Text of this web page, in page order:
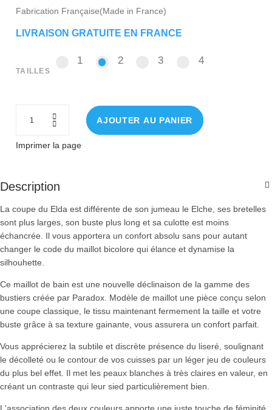
Fabrication Française(Made in France)
LIVRAISON GRATUITE EN FRANCE
TAILLES
1 22 33 44
AJOUTER AU PANIER
Imprimer la page
Description
La coupe du Elda est différente de son jumeau le Elche, ses bretelles
sont plus larges, son buste plus long et sa culotte est moins
échancrée. Il vous apportera un confort absolu sans pour autant
changer le code du maillot bicolore qui élance et dynamise la
silhouhette.
Ce maillot de bain est une nouvelle déclinaison de la gamme des
bustiers créée par Paradox. Modèle de maillot une pièce conçu selon
une coupe classique, le tissu maintenant fermement la taille et votre
buste grâce à sa texture gainante, vous assurera un confort parfait.
Vous apprécierez la subtile et discrète présence du liseré, soulignant
le décolleté ou le contour de vos cuisses par un léger jeu de couleurs
du plus bel effet. Il met les peaux blanches à très claires en valeur, en
créant un contraste qui leur sied particulièrement bien.
L'association des deux couleurs apporte une juste touche de féminité.